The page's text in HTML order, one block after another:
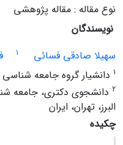
نوع مقاله : مقاله پژوهشی
نویسندگان
سهیلا صادقی فسائی
1
1 دانشیار گروه جامعه شناسی
2 دانشجوی دکتری، جامعه
البرز، تهران، ایران
چکیده